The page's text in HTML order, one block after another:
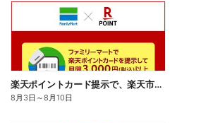
楽天ポイントカード提示で、楽天市場でのお買い物がおトクに!
8月3日 ～8月10日